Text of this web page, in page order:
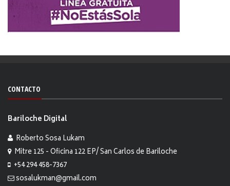
CONTACTO
Bariloche Digital
Roberto Sosa Lukam
Mitre 125 - Oficina 122 EP/ San Carlos de Bariloche
+54 294 458-7367
sosalukman@gmail.com